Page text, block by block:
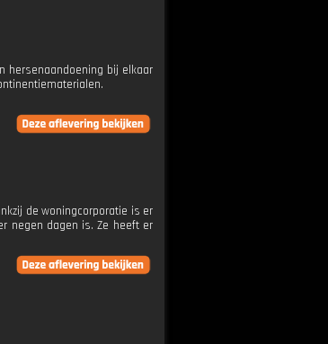
hersenaandoening bij elkaar
de woningcorporatie is er
negen dagen is. Ze heeft er